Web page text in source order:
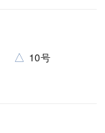
△ 10号